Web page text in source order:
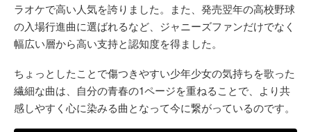
ラオケで高い人気を誇りました。また、発売翌年の高校野球
の入場行進曲に選ばれるなど、ジャニーズファンだけでなく
幅広い層から高い支持と認知度を得ました。
ちょっとしたことで傷つきやすい少年少女の気持ちを歌った
繊細な曲は、自分の青春の1ページを重ねることで、より共
感しやすく心に染みる曲となって今に繋がっているのです。